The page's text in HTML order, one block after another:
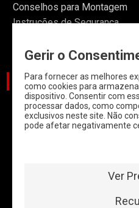
Conselhos para Montagem
Instruções de Segurança
CATEGORIAS
CARROS
CARROS COM
Gerir o
Para fornecer as melhores
como cookies para
dispositivo. Consentir com
processar dados, como
exclusivos neste site. Não
pode afetar negativamente
Ver